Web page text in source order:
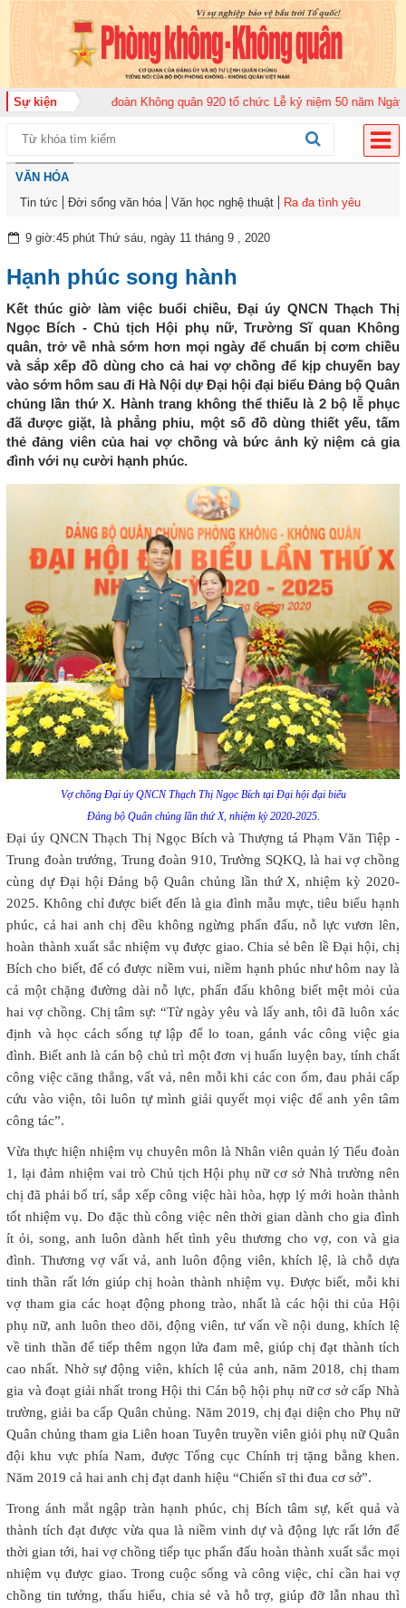
Sự kiện
2026 Trung đoàn Không quân 920 tổ chức Lễ kỷ niệm 50 năm Ngày
VĂN HÓA
Tin tức
Đời sống văn hóa Văn học nghệ thuật Ra đa tình yêu
9 giờ:45 phút Thứ sáu, ngày 11 tháng 9 , 2020
Hạnh phúc song hành
Kết thúc giờ làm việc buổi chiều, Đại úy QNCN Thạch Thị
Ngọc Bích - Chủ tịch Hội phụ nữ, Trường Sĩ quan Không
quân, trở về nhà sớm hơn mọi ngày để chuẩn bị cơm chiều
và sắp xếp đồ dùng cho cả hai vợ chồng để kịp chuyến bay
vào sớm hôm sau đi Hà Nội dự Đại hội đại biểu Đảng bộ Quân
chủng lần thứ X. Hành trang không thể thiếu là 2 bộ lễ phục
đã được giặt, là phẳng phiu, một số đồ dùng thiết yếu, tấm
thẻ đảng viên của hai vợ chồng và bức ảnh kỷ niệm cả gia
đình với nụ cười hạnh phúc.
Vợ chồng Đại úy QNCN Thạch Thị Ngọc Bích tại Đại hội đại biểu
Đảng bộ Quân chủng lần thứ X, nhiệm kỳ 2020-2025.
Đại úy QNCN Thạch Thị Ngọc Bích và Thượng tá Phạm Văn Tiệp -
Trung đoàn trưởng, Trung đoàn 910, Trường SQKQ, là hai vợ chồng
cùng dự Đại hội Đảng bộ Quân chủng lần thứ X, nhiệm kỳ 2020-
2025. Không chỉ được biết đến là gia đình mẫu mực, tiêu biểu hạnh
phúc, cả hai anh chị đều không ngừng phấn đấu, nỗ lực vươn lên,
hoàn thành xuất sắc nhiệm vụ được giao. Chia sẻ bên lề Đại hội, chị
Bích cho biết, để có được niềm vui, niềm hạnh phúc như hôm nay là
cả một chặng đường dài nỗ lực, phấn đấu không biết mệt mỏi của
hai vợ chồng. Chị tâm sự: “Từ ngày yêu và lấy anh, tôi đã luôn xác
định và học cách sống tự lập để lo toan, gánh vác công việc gia
đình. Biết anh là cán bộ chủ trì một đơn vị huấn luyện bay, tính chất
công việc căng thẳng, vất vả, nên mỗi khi các con ốm, đau phải cấp
cứu vào viện, tôi luôn tự mình giải quyết mọi việc để anh yên tâm
công tác”.
Vừa thực hiện nhiệm vụ chuyên môn là Nhân viên quản lý Tiểu đoàn
1, lại đảm nhiệm vai trò Chủ tịch Hội phụ nữ cơ sở Nhà trường nên
chị đã phải bố trí, sắp xếp công việc hài hòa, hợp lý mới hoàn thành
tốt nhiệm vụ. Do đặc thù công việc nên thời gian dành cho gia đình
ít ỏi, song, anh luôn dành hết tình yêu thương cho vợ, con và gia
đình. Thương vợ vất vả, anh luôn động viên, khích lệ, là chỗ dựa
tinh thần rất lớn giúp chị hoàn thành nhiệm vụ. Được biết, mỗi khi
vợ tham gia các hoạt động phong trào, nhất là các hội thi của Hội
phụ nữ, anh luôn theo dõi, động viên, tư vấn về nội dung, khích lệ
về tinh thần để tiếp thêm ngọn lửa đam mê, giúp chị đạt thành tích
cao nhất. Nhờ sự động viên, khích lệ của anh, năm 2018, chị tham
gia và đoạt giải nhất trong Hội thi Cán bộ hội phụ nữ cơ sở cấp Nhà
trường, giải ba cấp Quân chủng. Năm 2019, chị đại diện cho Phụ nữ
Quân chủng tham gia Liên hoan Tuyên truyền viên giỏi phụ nữ Quân
đội khu vực phía Nam, được Tổng cục Chính trị tặng bằng khen.
Năm 2019 cả hai anh chị đạt danh hiệu “Chiến sĩ thi đua cơ sở”.
Trong ánh mắt ngập tràn hạnh phúc, chị Bích tâm sự, kết quả và
thành tích đạt được vừa qua là niềm vinh dự và động lực rất lớn để
thời gian tới, hai vợ chồng tiếp tục phấn đấu hoàn thành xuất sắc mọi
nhiệm vụ được giao. Trong cuộc sống và công việc, chỉ cần hai vợ
chồng tin tưởng, thấu hiểu, chia sẻ và hỗ trợ, giúp đỡ lẫn nhau thì